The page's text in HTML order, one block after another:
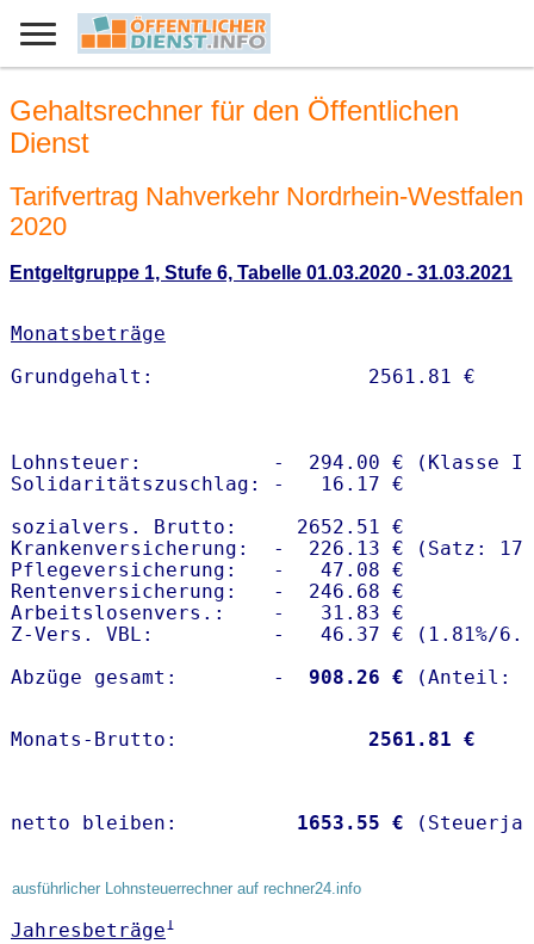
Gehaltsrechner für den Öffentlichen
Dienst
Tarifvertrag Nahverkehr Nordrhein-Westfalen
2020
Entgeltgruppe 1, Stufe 6, Tabelle 01.03.2020 - 31.03.2021
Monatsbeträge
Lohnsteuer:           -  294.00 € (Klasse I)
Solidaritätszuschlag: -   16.17 €
sozialvers. Brutto:     2652.51 €
Krankenversicherung:  -  226.13 € (Satz:
Pflegeversicherung:   -   47.08 €
Rentenversicherung:   -  246.68 €
Arbeitslosenvers.:    -   31.83 €
Z-Vers. VBL:          -   46.37 € ( 1.81%/
Abzüge gesamt:        -
  908.26 €
Monats-Brutto: 2561.81 €
netto bleiben: 1653.55 €
ausführlicher Lohnsteuerrechner auf rechner24.info
Jahresbeträge1